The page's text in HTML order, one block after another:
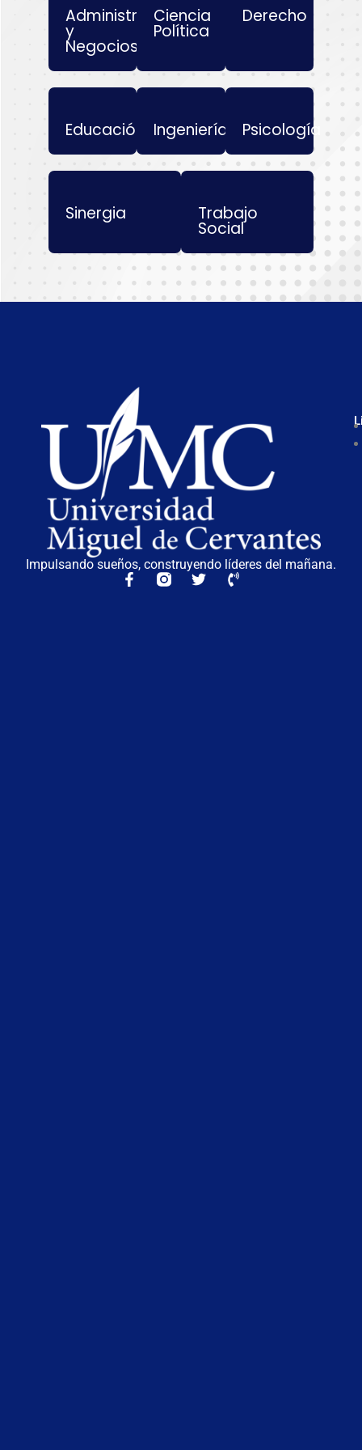
Administración
y
Negocios
Ciencia
Política
Derecho
Educación Ingeniería Psicología
Sinergia Trabajo
Social
Impulsando sueños, construyendo líderes del mañana.